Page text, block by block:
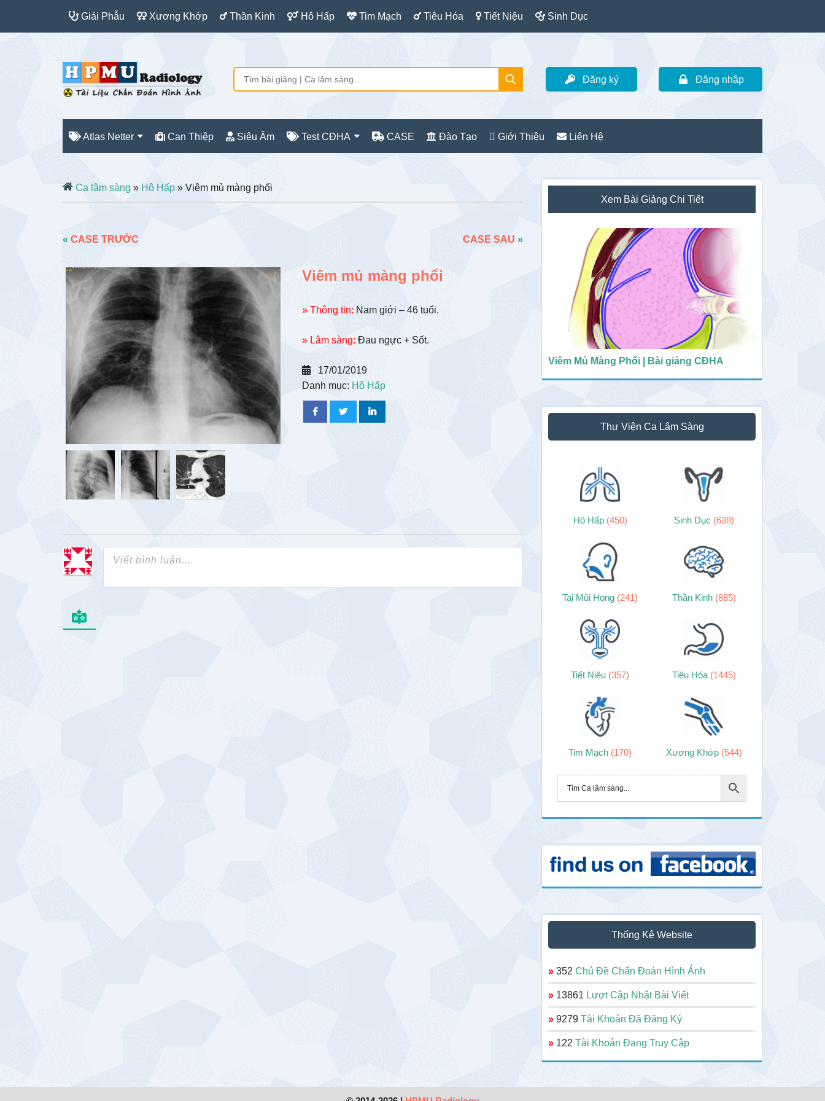
Giải Phẫu Xương Khớp Thần Kinh Hô Hấp Tim Mạch Tiêu Hóa Tiết Niệu Sinh Dục
Đăng ký Đăng nhập
Atlas Netter Can Thiệp Siêu Âm Test CĐHA CASE Đào Tạo Giới Thiệu Liên Hệ
Ca lâm sàng » Hô Hấp » Viêm mủ màng phổi
« CASE TRƯỚC CASE SAU »
Viêm mủ màng phổi
» Thông tin: Nam giới – 46 tuổi.
» Lâm sàng: Đau ngực + Sốt.
17/01/2019
Danh mục: Hô Hấp
Sidebar
chính
Xem Bài Giảng Chi Tiết
Viêm Mủ Màng Phổi | Bài giảng CĐHA
Thư Viện Ca Lâm Sàng
Hô Hấp (450) Sinh Dục (638)
Tai Mũi Họng (241) Thần Kinh (885)
Tiết Niệu (357) Tiêu Hóa (1445)
Tim Mạch (170) Xương Khớp (544)
Thống Kê Website
» 352 Chủ Đề Chẩn Đoán Hình Ảnh
» 13861 Lượt Cập Nhật Bài Viết
» 9279 Tài Khoản Đã Đăng Ký
» 122 Tài Khoản Đang Truy Cập